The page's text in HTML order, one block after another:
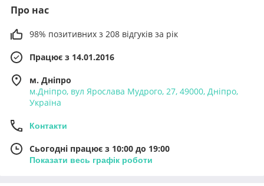
Про нас
98% позитивних з 208 відгуків за рік
Працює з 14.01.2016
м. Дніпро
м.Дніпро, вул Ярослава Мудрого, 27, 49000, Дніпро,
Україна
Контакти
Сьогодні працює з 10:00 до 19:00
Показати весь графік роботи